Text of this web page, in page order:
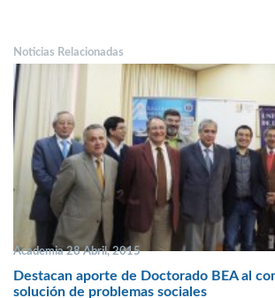
Noticias Relacionadas
Academia 28 Abril, 2015
Destacan aporte de Doctorado BEA al
solución de problemas sociales